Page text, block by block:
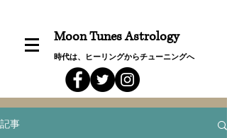
Moon Tunes Astrology
時代は、ヒーリングからチューニングへ
記事